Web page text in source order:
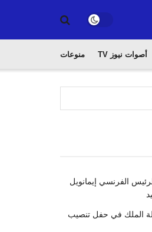
أصوات نيوز TV منوعات
الفرنسي إيمانويل
الملك في حفل تنصيب